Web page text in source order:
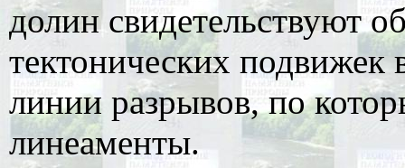
долин свидетельствуют
тектонических
линии разрывов, по
линеаменты.